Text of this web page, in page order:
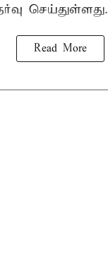
செய்துள்ளது.
Read More